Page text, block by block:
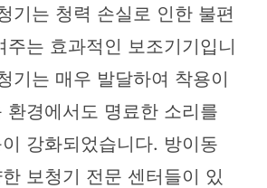
기는 청력 손실로 인한 불편
주는 효과적인 보조기기입니
기는 매우 발달하여 착용이
환경에서도 명료한 소리를
강화되었습니다. 방이동
보청기 전문 센터들이 있